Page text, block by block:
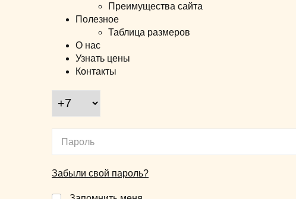
Преимущества сайта
Полезное
Таблица размеров
О нас
Узнать цены
Контакты
Забыли свой пароль?